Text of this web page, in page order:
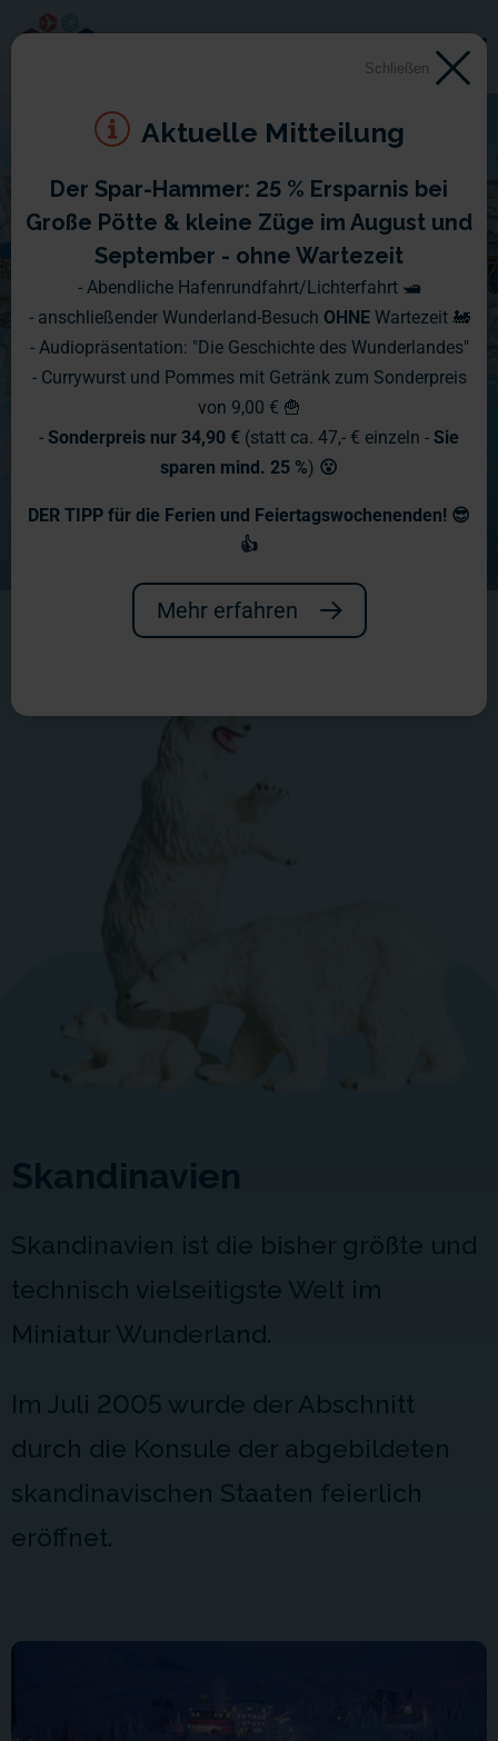
Skandinavien
Skandinavien ist die bisher größte und
technisch vielseitigste Welt im
Miniatur Wunderland.
Im Juli 2005 wurde der Abschnitt
durch die Konsule der abgebildeten
skandinavischen Staaten feierlich
eröffnet.
Schließen
Aktuelle Mitteilung
Der Spar-Hammer: 25 % Ersparnis bei
Große Pötte & kleine Züge im August und
September - ohne Wartezeit
- Abendliche Hafenrundfahrt/Lichterfahrt 🛥️
- anschließender Wunderland-Besuch OHNE Wartezeit 🚂
- Audiopräsentation: "Die Geschichte des Wunderlandes"
- Currywurst und Pommes mit Getränk zum Sonderpreis
von 9,00 € 🍟
- Sonderpreis nur 34,90 € (statt ca. 47,- € einzeln - Sie
sparen mind. 25 %) 😮
DER TIPP für die Ferien und Feiertagswochenenden! 😎
👍
Mehr erfahren